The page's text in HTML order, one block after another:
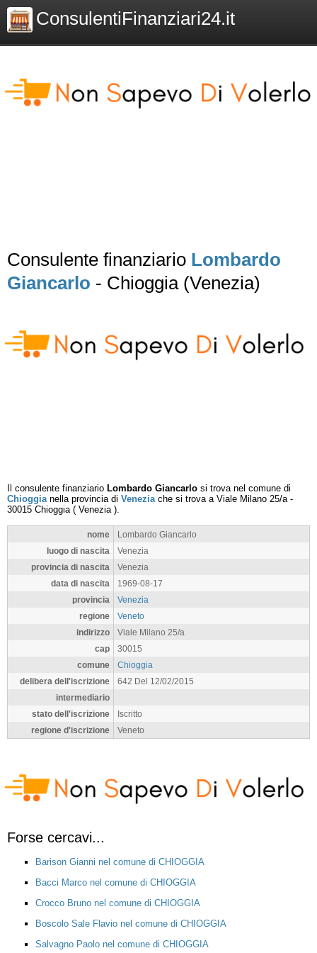
ConsulentiFinanziari24.it
Consulente finanziario Lombardo
Giancarlo - Chioggia (Venezia)
Il consulente finanziario Lombardo Giancarlo si trova nel comune di
Chioggianella provincia di Veneziache si trova a Viale Milano 25/a-
30015 Chioggia( Venezia).
nome
Lombardo Giancarlo
luogo di nascita
Venezia
provincia di nascita
Venezia
data di nascita
1969-08-17
provincia
Venezia
regione
Veneto
indirizzo
Viale Milano 25/a
cap
30015
comune
Chioggia
delibera dell'iscrizione
642 Del 12/02/2015
intermediario
stato dell'iscrizione
Iscritto
regione d'iscrizione
Veneto
Forse cercavi...
Barison Gianni nel comune di CHIOGGIA
Bacci Marco nel comune di CHIOGGIA
Crocco Bruno nel comune di CHIOGGIA
Boscolo Sale Flavio nel comune di CHIOGGIA
Salvagno Paolo nel comune di CHIOGGIA